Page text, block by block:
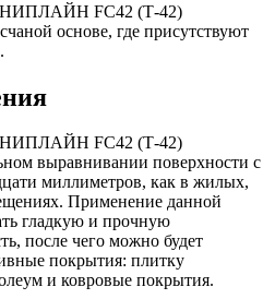
FC42 (Т-42)
основе, где присутствуют
FC42 (Т-42)
выравнивании поверхности с
миллиметров, как в жилых,
Применение данной
гладкую и прочную
после чего можно будет
покрытия: плитку
и ковровые покрытия.